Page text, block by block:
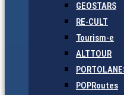
GEOSTARS
RE-CULT
Tourism-e
ALTTOUR
POPRoutes